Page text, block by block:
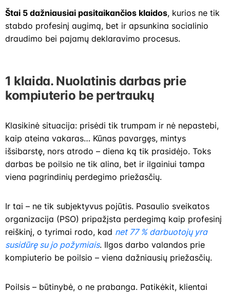
Štai 5 dažniausiai pasitaikančios klaidos, kurios ne tik
stabdo profesinį augimą, bet ir apsunkina socialinio
draudimo bei pajamų deklaravimo procesus.
1 klaida. Nuolatinis darbas prie
kompiuterio be pertraukų
Klasikinė situacija: prisėdi tik trumpam ir nė nepastebi,
kaip ateina vakaras… Kūnas pavargęs, mintys
išsibarstę, nors atrodo – diena ką tik prasidėjo. Toks
darbas be poilsio ne tik alina, bet ir ilgainiui tampa
viena pagrindinių perdegimo priežasčių.
Ir tai – ne tik subjektyvus pojūtis. Pasaulio sveikatos
organizacija (PSO) pripažįsta perdegimą kaip profesinį
reiškinį, o tyrimai rodo, kad net 77 % darbuotojų yra
susidūrę su jo požymiais. Ilgos darbo valandos prie
kompiuterio be poilsio – viena dažniausių priežasčių.
Poilsis – būtinybė, o ne prabanga. Patikėkit, klientai